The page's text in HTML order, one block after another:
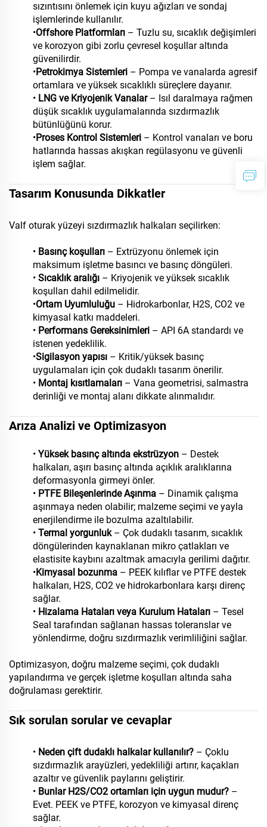
sızıntısını önlemek için kuyu ağızları ve sondaj
işlemlerinde kullanılır.
•Offshore Platformları – Tuzlu su, sıcaklık değişimleri
ve korozyon gibi zorlu çevresel koşullar altında
güvenilirdir.
•Petrokimya Sistemleri – Pompa ve vanalarda agresif
ortamlara ve yüksek sıcaklıklı süreçlere dayanır.
• LNG ve Kriyojenik Vanalar – Isıl daralmaya rağmen
düşük sıcaklık uygulamalarında sızdırmazlık
bütünlüğünü korur.
•Proses Kontrol Sistemleri – Kontrol vanaları ve boru
hatlarında hassas akışkan regülasyonu ve güvenli
işlem sağlar.
Tasarım Konusunda Dikkatler
Valf oturak yüzeyi sızdırmazlık halkaları seçilirken:
• Basınç koşulları – Extrüzyonu önlemek için
maksimum işletme basıncı ve basınç döngüleri.
• Sıcaklık aralığı – Kriyojenik ve yüksek sıcaklık
koşulları dahil edilmelidir.
•Ortam Uyumluluğu – Hidrokarbonlar, H2S, CO2 ve
kimyasal katkı maddeleri.
• Performans Gereksinimleri – API 6A standardı ve
istenen yedeklilik.
•Sigilasyon yapısı – Kritik/yüksek basınç
uygulamaları için çok dudaklı tasarım önerilir.
• Montaj kısıtlamaları – Vana geometrisi, salmastra
derinliği ve montaj alanı dikkate alınmalıdır.
Arıza Analizi ve Optimizasyon
• Yüksek basınç altında ekstrüzyon – Destek
halkaları, aşırı basınç altında açıklık aralıklarına
deformasyonla girmeyi önler.
• PTFE Bileşenlerinde Aşınma – Dinamik çalışma
aşınmaya neden olabilir; malzeme seçimi ve yayla
enerjilendirme ile bozulma azaltılabilir.
• Termal yorgunluk – Çok dudaklı tasarım, sıcaklık
döngülerinden kaynaklanan mikro çatlakları ve
elastisite kaybını azaltmak amacıyla gerilimi dağıtır.
•Kimyasal bozunma – PEEK kılıflar ve PTFE destek
halkaları, H2S, CO2 ve hidrokarbonlara karşı direnç
sağlar.
• Hizalama Hataları veya Kurulum Hataları – Tesel
Seal tarafından sağlanan hassas toleranslar ve
yönlendirme, doğru sızdırmazlık verimliliğini sağlar.
Optimizasyon, doğru malzeme seçimi, çok dudaklı
yapılandırma ve gerçek işletme koşulları altında saha
doğrulaması gerektirir.
Sık sorulan sorular ve cevaplar
• Neden çift dudaklı halkalar kullanılır? – Çoklu
sızdırmazlık arayüzleri, yedekliliği artırır, kaçakları
azaltır ve güvenlik paylarını geliştirir.
• Bunlar H2S/CO2 ortamları için uygun mudur? –
Evet. PEEK ve PTFE, korozyon ve kimyasal direnç
sağlar.